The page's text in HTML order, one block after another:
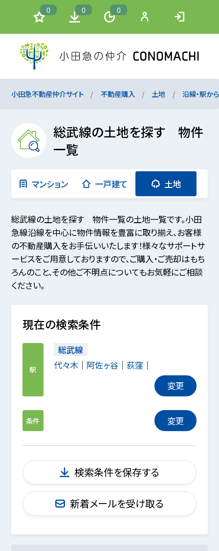
0 0 0
小田急不動産仲介サイト 不動産購入 土地 沿線・駅か
総武線の土地を探す 物件
一覧
マンション 一戸建て 土地
総武線の土地を探す 物件一覧の土地一覧です。小田
急線沿線を中心に物件情報を豊富に取り揃え、お客様
の不動産購入をお手伝いいたします！様々なサポートサ
ービスをご用意しておりますので、ご購入・ご売却はもち
ろんのこと、その他ご不明点についてもお気軽にご相談
ください。
現在の検索条件
駅
総武線
代々木
阿佐ヶ谷
荻窪
変更
条件 変更
検索条件を保存する
新着メールを受け取る